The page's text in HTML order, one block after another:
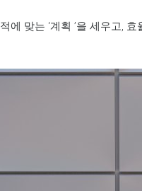
에 맞는 ‘계획 ’을 세우고,